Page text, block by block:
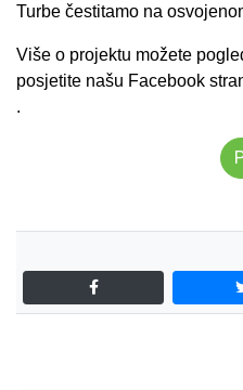
Turbe čestitamo na
Više o projektu možete
posjetite našu Facebook
.